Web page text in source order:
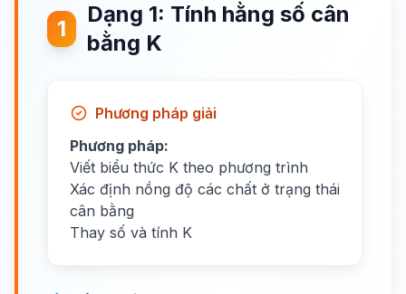
1
Dạng 1: Tính hằng số cân
bằng K
Phương pháp giải
Phương pháp:
Viết biểu thức K theo phương trình
Xác định nồng độ các chất ở trạng thái
cân bằng
Thay số và tính K